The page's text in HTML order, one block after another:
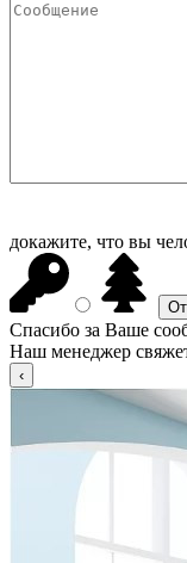
докажите, что вы
Спасибо за Ваше
Наш менеджер